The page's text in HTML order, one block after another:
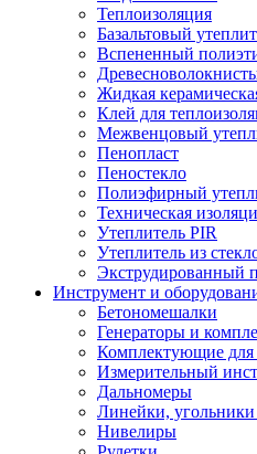
Теплоизоляция
Базальтовый
Вспененный
Жидкая
Клей для
Межвенцовый
Пенопласт
Пеностекло
Полиэфирный
Техническая
Утеплитель PIR
Утеплитель из
Экструдированный
Инструмент и
Бетономешалки
Генераторы и
Комплектующие для
Измерительный
Дальномеры
Линейки,
Нивелиры